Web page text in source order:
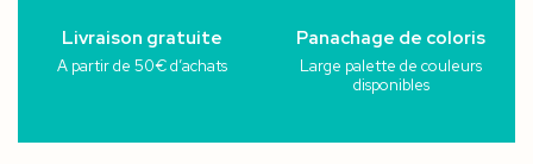
Livraison gratuite
A partir de 50€ d’achats
Panachage de coloris
Large palette de couleurs
disponibles